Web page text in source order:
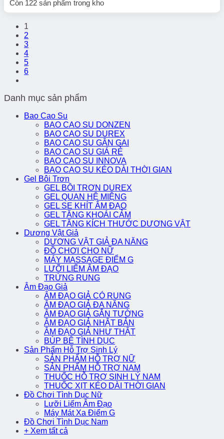
600.000₫.
là:
450.000₫.
Còn 122 sản phẩm trong kho
1
2
3
4
5
6
Danh mục sản phẩm
Bao Cao Su
BAO CAO SU DONZEN
BAO CAO SU DUREX
BAO CAO SU GÂN GAI
BAO CAO SU GIÁ RẺ
BAO CAO SU INNOVA
BAO CAO SU KÉO DÀI THỜI GIAN
Gel Bôi Trơn
GEL BÔI TRƠN DUREX
GEL QUAN HỆ MIỆNG
GEL SE KHÍT ÂM ĐẠO
GEL TĂNG KHOÁI CẢM
GEL TĂNG KÍCH THƯỚC DƯƠNG VẬT
Dương Vật Giả
DƯƠNG VẬT GIẢ ĐA NĂNG
ĐỒ CHƠI CHO NỮ
MÁY MASSAGE ĐIỂM G
LƯỠI LIẾM ÂM ĐẠO
TRỨNG RUNG
Âm Đạo Giả
ÂM ĐẠO GIẢ CÓ RUNG
ÂM ĐẠO GIẢ ĐA NĂNG
ÂM ĐẠO GIẢ GẮN TƯỜNG
ÂM ĐẠO GIẢ NHẬT BẢN
ÂM ĐẠO GIẢ NHƯ THẬT
BÚP BÊ TÌNH DỤC
Sản Phẩm Hỗ Trợ Sinh Lý
SẢN PHẨM HỖ TRỢ NỮ
SẢN PHẨM HỖ TRỢ NAM
THUỐC HỖ TRỢ SINH LÝ NAM
THUỐC XỊT KÉO DÀI THỜI GIAN
Đồ Chơi Tình Dục Nữ
Lưỡi Liếm Âm Đạo
Máy Mát Xa Điểm G
Đồ Chơi Tình Dục Nam
+ Xem tất cả